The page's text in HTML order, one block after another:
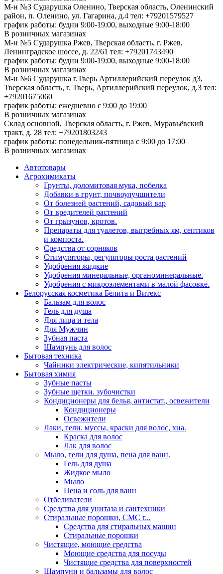
М-н №3 Сударушка Оленино, Тверская область, Оленинский
район, п. Оленино, ул. Гагарина, д.4 тел: +79201579527
график работы: будни 9:00-19:00, выходные 9:00-18:00
В розничных магазинах
М-н №5 Сударушка Ржев, Тверская область, г. Ржев,
Ленинградское шоссе, д. 22/61 тел: +79201743490
график работы: будни 9:00-19:00, выходные 9:00-18:00
В розничных магазинах
М-н №6 Сударушка г.Тверь Артиллерийский переулок д3,
Тверская область, г. Тверь, Артиллерийский переулок, д.3 тел:
+79201675060
график работы: ежедневно с 9:00 до 19:00
В розничных магазинах
Склад основной, Тверская область, г. Ржев, Муравьёвский
тракт, д. 28 тел: +79201803243
график работы: понедельник-пятница с 9:00 до 17:00
В розничных магазинах
Автотовары
Агрохимикаты
Грунты, доломитовая мука, побелка
Добавки в грунт, почвоулучшители
От болезней растений, садовый вар
От вредителей растений
От грызунов, кротов.
Препараты для туалетов, выгребных ям, септиков
и компоста.
Средства от сорняков
Стимуляторы, регуляторы роста растений
Удобрения жидкие
Удобрения минеральные, органоминеральные.
Удобрения с микроэлементами в малой фасовке.
Белорусская косметика Белита и Витекс
Бальзам для волос
Гель для душа
Для лица и тела
Для Мужчин
Зубная паста
Шампунь для волос
Бытовая техника
Чайники электрические, кипятильники
Бытовая химия
Зубные пасты
Зубные щетки. зубочистки
Кондиционеры для белья, антистат., освежители
Кондиционеры
Освежители
Лаки, гели. муссы, краски для волос, хна.
Краска для волос
Лак для волос
Мыло, гели для душа, пена для ванн.
Гель для душа
Жидкое мыло
Мыло
Пена и соль для ванн
Отбеливатели
Средства для унитаза и сантехники
Стиральные порошки, СМС г...
Средства для стиральных машин
Стиральные порошки
Чистящие, моющие средства
Моющие средства для посуды
Чистящие средства для поверхностей
Шампуни и бальзамы для волос